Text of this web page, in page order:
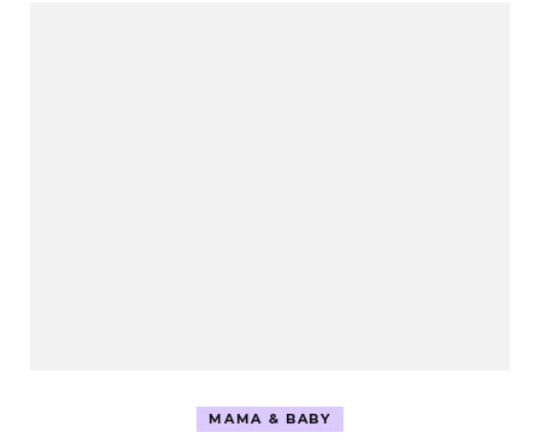
MAMA & BABY